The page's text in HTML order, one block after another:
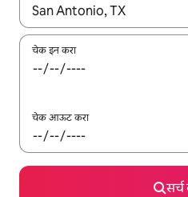
जेव्हा परिणाम उपलब्ध असतील, तेव्हा
चेक इन करा
चेक आऊट करा
सर्च